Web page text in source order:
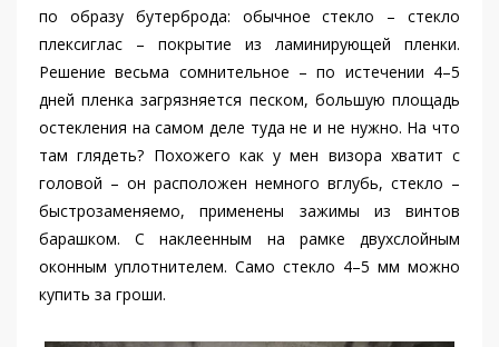
по образу бутерброда: обычное стекло – стекло
плексиглас – покрытие из ламинирующей пленки.
Решение весьма сомнительное – по истечении 4–5
дней пленка загрязняется песком, большую площадь
остекления на самом деле туда не и не нужно. На что
там глядеть? Похожего как у мен визора хватит с
головой – он расположен немного вглубь, стекло –
быстрозаменяемо, применены зажимы из винтов
барашком. С наклеенным на рамке двухслойным
оконным уплотнителем. Само стекло 4–5 мм можно
купить за гроши.